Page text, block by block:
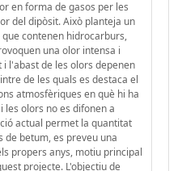
en forma de gasos per les
del dipòsit. Això planteja un
contenen hidrocarburs,
una olor intensa i
l'abast de les olors depenen
de les quals es destaca el
atmosfèriques en què hi ha
les olors no es difonen a
actual permet la quantitat
de betum, es preveu una
propers anys, motiu principal
projecte. L'objectiu de